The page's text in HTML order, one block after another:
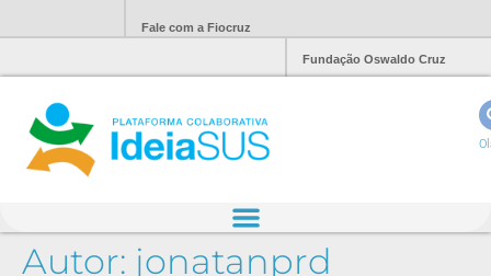
Fale com a Fiocruz
Fundação Oswaldo Cruz
Autor: jonatanprd